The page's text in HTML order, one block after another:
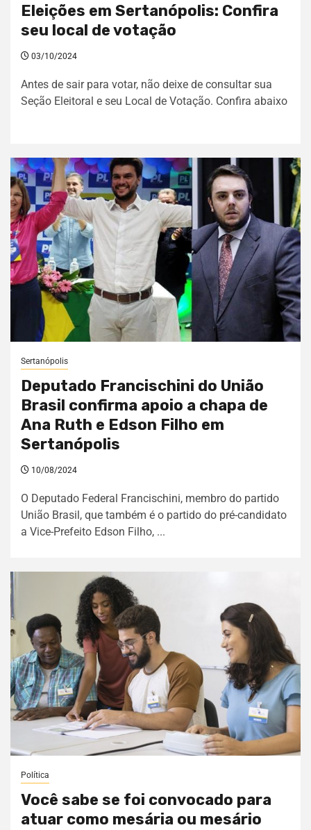
Eleições em Sertanópolis: Confira
seu local de votação
03/10/2024
Antes de sair para votar, não deixe de consultar sua
Seção Eleitoral e seu Local de Votação. Confira abaixo
Sertanópolis
Deputado Francischini do União
Brasil confirma apoio a chapa de
Ana Ruth e Edson Filho em
Sertanópolis
10/08/2024
O Deputado Federal Francischini, membro do partido
União Brasil, que também é o partido do pré-candidato
a Vice-Prefeito Edson Filho, ...
Política
Você sabe se foi convocado para
atuar como mesária ou mesário